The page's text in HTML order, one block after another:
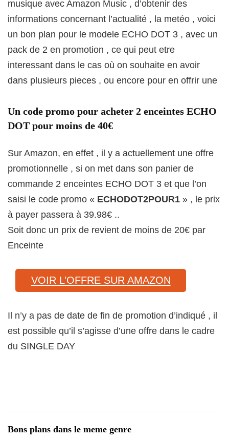
musique avec Amazon Music , d’obtenir des
informations concernant l’actualité , la metéo , voici
un bon plan pour le modele ECHO DOT 3 , avec un
pack de 2 en promotion , ce qui peut etre
interessant dans le cas où on souhaite en avoir
dans plusieurs pieces , ou encore pour en offrir une
Un code promo pour acheter 2 enceintes ECHO
DOT pour moins de 40€
Sur Amazon, en effet , il y a actuellement une offre
promotionnelle , si on met dans son panier de
commande 2 enceintes ECHO DOT 3 et que l’on
saisi le code promo « ECHODOT2POUR1 » , le prix
à payer passera à 39.98€ ..
Soit donc un prix de revient de moins de 20€ par
Enceinte
VOIR L’OFFRE SUR AMAZON
Il n’y a pas de date de fin de promotion d’indiqué , il
est possible qu’il s’agisse d’une offre dans le cadre
du SINGLE DAY
Bons plans dans le meme genre